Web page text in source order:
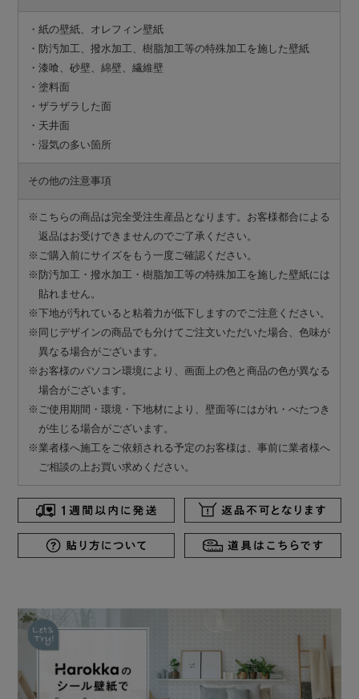
・紙の壁紙、オレフィン壁紙
・防汚加工、撥水加工、樹脂加工等の特殊加工を施した壁紙
・漆喰、砂壁、綿壁、繊維壁
・塗料面
・ザラザラした面
・天井面
・湿気の多い箇所
その他の注意事項
※こちらの商品は完全受注生産品となります。お客様都合による
返品はお受けできませんのでご了承ください。
※ご購入前にサイズをもう一度ご確認ください。
※防汚加工・撥水加工・樹脂加工等の特殊加工を施した壁紙には
貼れません。
※下地が汚れていると粘着力が低下しますのでご注意ください。
※同じデザインの商品でも分けてご注文いただいた場合、色味が
異なる場合がございます。
※お客様のパソコン環境により、画面上の色と商品の色が異なる
場合がございます。
※ご使用期間・環境・下地材により、壁面等にはがれ・べたつき
が生じる場合がございます。
※業者様へ施工をご依頼される予定のお客様は、事前に業者様へ
ご相談の上お買い求めください。